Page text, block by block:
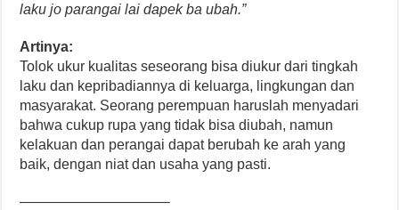
laku jo parangai lai dapek ba ubah.”
Artinya:
Tolok ukur kualitas seseorang bisa diukur dari tingkah
laku dan kepribadiannya di keluarga, lingkungan dan
masyarakat. Seorang perempuan haruslah menyadari
bahwa cukup rupa yang tidak bisa diubah, namun
kelakuan dan perangai dapat berubah ke arah yang
baik, dengan niat dan usaha yang pasti.
——————————–